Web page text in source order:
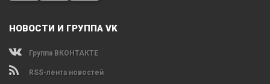
НОВОСТИ И ГРУППА VK
Группа ВКОНТАКТЕ
RSS-лента новостей